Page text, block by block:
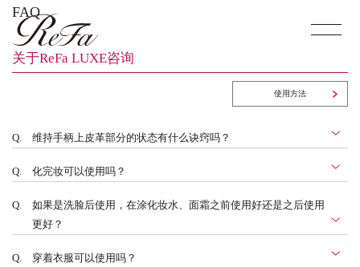
FAQ
关于ReFa LUXE咨询
使用方法
Q. 维持手柄上皮革部分的状态有什么诀窍吗？
Q. 化完妆可以使用吗？
Q.
如果是洗脸后使用，在涂化妆水、面霜之前使用好还是之后使用
更好？
Q. 穿着衣服可以使用吗？